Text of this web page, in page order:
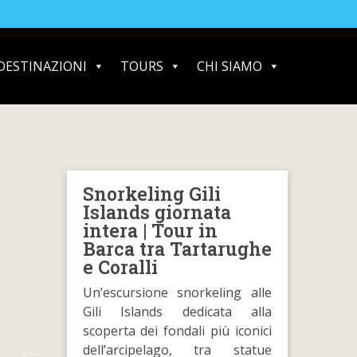
TOURS CHI SIAMO
Snorkeling Gili
Islands giornata
intera | Tour in
Barca tra Tartarughe
e Coralli
Un’escursione snorkeling alle
Gili Islands dedicata alla
scoperta dei fondali più iconici
dell’arcipelago, tra statue